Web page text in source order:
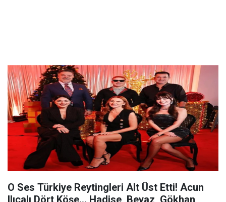
O Ses Türkiye Reytingleri Alt Üst Etti! Acun
Ilıcalı Dört Köşe... Hadise, Beyaz, Gökhan,